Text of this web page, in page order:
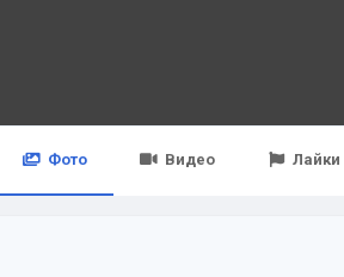
Фото Видео Лайки